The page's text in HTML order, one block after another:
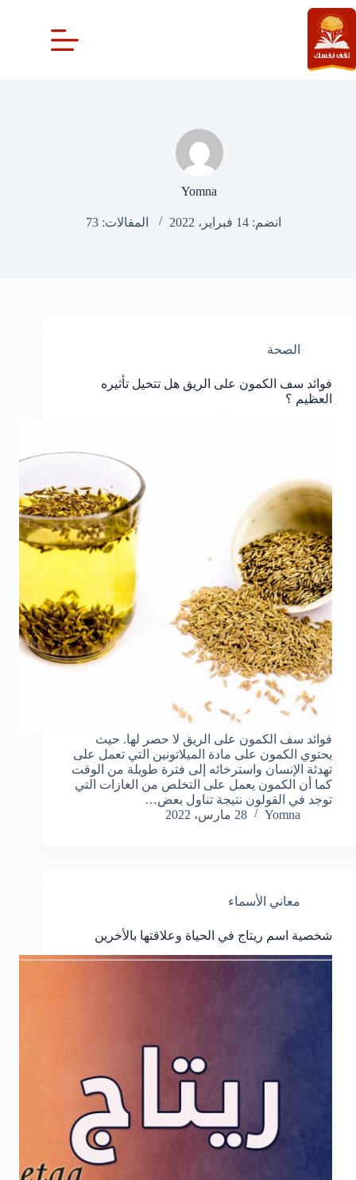
التجاوز
إلى
المحتوى
Yomna
انضم: 14 فبراير، 2022 المقالات: 73
الصحة
فوائد سف الكمون على الريق هل تتخيل تأثيره
العظيم ؟
فوائد سف الكمون على الريق لا حصر لها. حيث
يحتوي الكمون على مادة الميلاتونين التي تعمل على
تهدئة الإنسان واسترخائه إلى فترة طويلة من الوقت
كما أن الكمون يعمل على التخلص من الغازات التي
توجد في القولون نتيجة تناول بعض…
Yomna
28 مارس، 2022
معاني الأسماء
شخصية اسم ريتاج في الحياة وعلاقتها بالأخرين